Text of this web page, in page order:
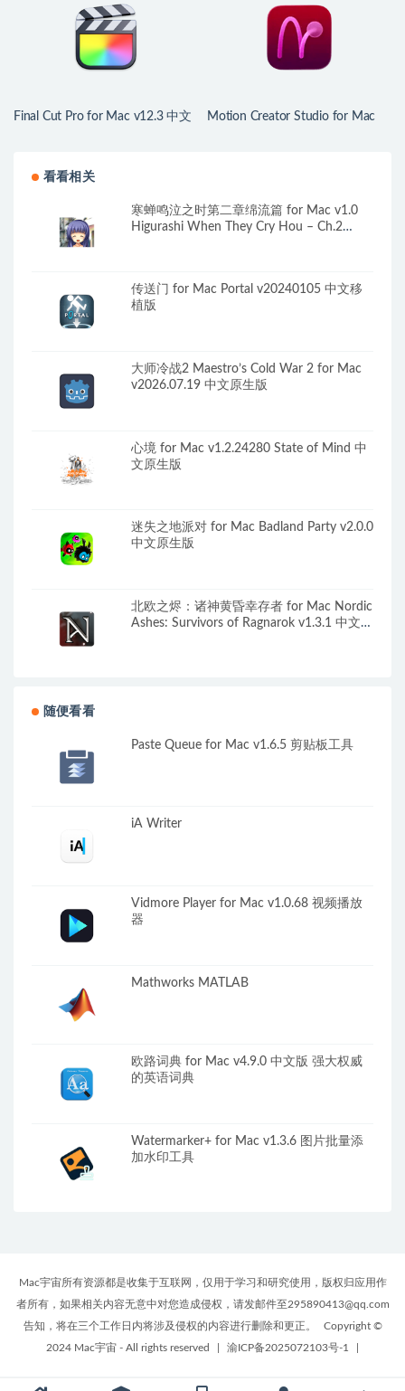
Final Cut Pro for Mac v12.3 中文
Motion Creator Studio for Mac
看看相关
寒蝉鸣泣之时第二章绵流篇 for Mac v1.0
Higurashi When They Cry Hou – Ch.2
传送门 for Mac Portal v20240105 中文移
植版
大师冷战2 Maestro’s Cold War 2 for Mac
v2026.07.19 中文原生版
心境 for Mac v1.2.24280 State of Mind 中
文原生版
迷失之地派对 for Mac Badland Party v2.0.0
中文原生版
北欧之烬：诸神黄昏幸存者 for Mac Nordic
Ashes: Survivors of Ragnarok v1.3.1 中文原
随便看看
Paste Queue for Mac v1.6.5 剪贴板工具
iA Writer
Vidmore Player for Mac v1.0.68 视频播放
器
Mathworks MATLAB
欧路词典 for Mac v4.9.0 中文版 强大权威
的英语词典
Watermarker+ for Mac v1.3.6 图片批量添
加水印工具
Mac宇宙所有资源都是收集于互联网，仅用于学习和研究使用，版权归应用作
者所有，如果相关内容无意中对您造成侵权，请发邮件至295890413@qq.com
告知，将在三个工作日内将涉及侵权的内容进行删除和更正。
Copyright ©
2024 Mac宇宙 - All rights reserved
渝ICP备2025072103号-1